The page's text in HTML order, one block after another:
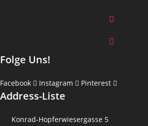
Folge Uns!
Facebook Instagram Pinterest
Address-Liste
Konrad-Hopferwiesergasse 5